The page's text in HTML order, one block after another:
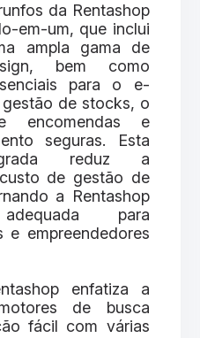
da Rentashop
em-um, que inclui
ampla gama de
bem como
para o e-
de stocks, o
encomendas e
seguras. Esta
reduz a
de gestão de
a Rentashop
adequada para
e empreendedores
enfatiza a
de busca
fácil com várias